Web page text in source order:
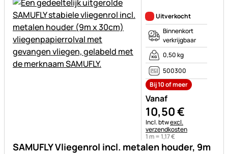
SAMUFLY Vliegenrol incl. metalen houder, 9m
Uitverkocht
Binnenkort
verkrijgbaar
0,50 kg
500300
Bij 10 of meer
Vanaf
10,50€
Belastinginformatie:
Incl. btwexcl.
verzendkosten
1 m =1,17€